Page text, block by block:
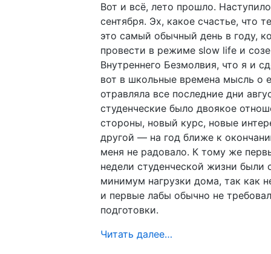
Вот и всё, лето прошло.
сентября. Эх, какое счастье, что
это самый обычный день в году,
провести в режиме slow life и
Внутреннего Безмолвия, что я и
вот в школьные времена мысль о
отравляла все последние дни
студенческие было двоякое
стороны, новый курс, новые
другой — на год ближе к
меня не радовало. К тому же
недели студенческой жизни были
минимум нагрузки дома, так как
и первые лабы обычно не
подготовки.
Читать далее…